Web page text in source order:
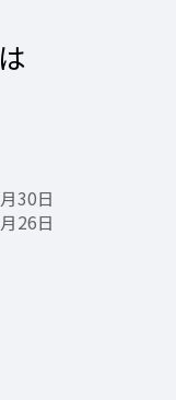
30日​
26日​